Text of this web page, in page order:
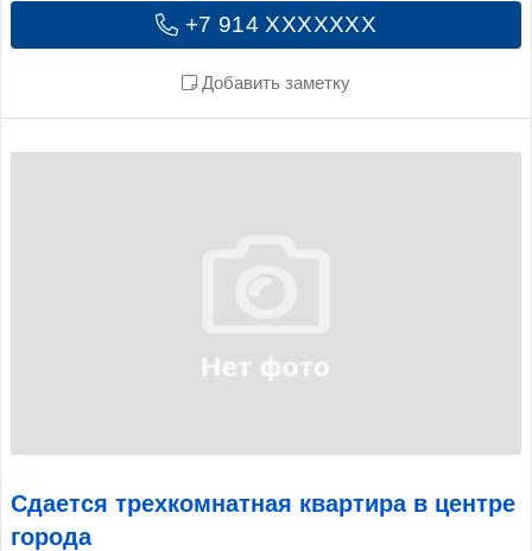
+7 914 XXXXXXX
Добавить заметку
Сдается трехкомнатная квартира в центре
города